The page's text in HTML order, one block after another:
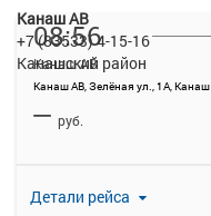
08:56
Канаш АВ
Канаш АВ, Зелёная ул., 1А, Канаш
Детали рейса
— руб.
Канаш АВ
+7 (83533) 4-15-16
Канашский район